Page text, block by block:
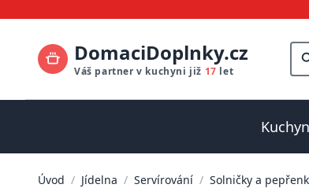
DomaciDoplnky.cz
Váš partner v kuchyni již 17 let
Úvod / Jídelna / Servírování / Solničky a